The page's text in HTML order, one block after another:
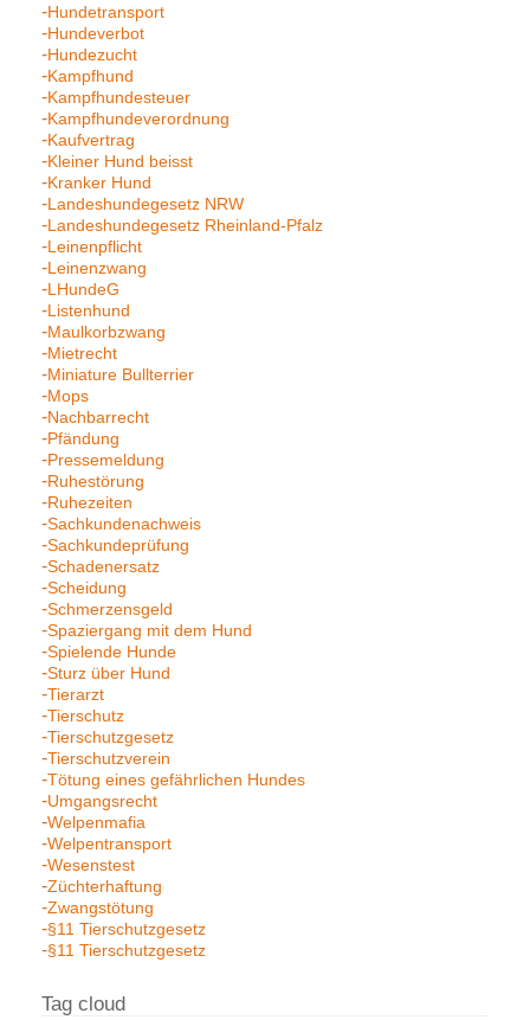
Hundetransport
Hundeverbot
Hundezucht
Kampfhund
Kampfhundesteuer
Kampfhundeverordnung
Kaufvertrag
Kleiner Hund beisst
Kranker Hund
Landeshundegesetz NRW
Landeshundegesetz Rheinland-Pfalz
Leinenpflicht
Leinenzwang
LHundeG
Listenhund
Maulkorbzwang
Mietrecht
Miniature Bullterrier
Mops
Nachbarrecht
Pfändung
Pressemeldung
Ruhestörung
Ruhezeiten
Sachkundenachweis
Sachkundeprüfung
Schadenersatz
Scheidung
Schmerzensgeld
Spaziergang mit dem Hund
Spielende Hunde
Sturz über Hund
Tierarzt
Tierschutz
Tierschutzgesetz
Tierschutzverein
Tötung eines gefährlichen Hundes
Umgangsrecht
Welpenmafia
Welpentransport
Wesenstest
Züchterhaftung
Zwangstötung
§11 Tierschutzgesetz
§11 Tierschutzgesetz